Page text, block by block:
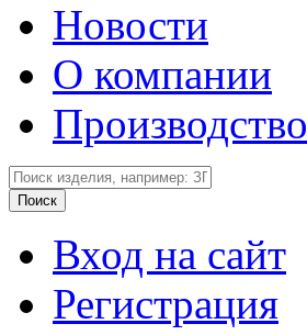
Новости
О компании
Производство
Вход на сайт
Регистрация